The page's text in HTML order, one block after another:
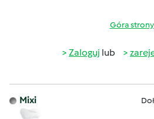
Góra strony
Zaloguj lub
Mixi